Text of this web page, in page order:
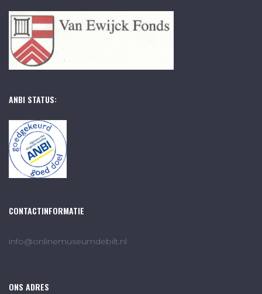
ANBI STATUS:
CONTACTINFORMATIE
info@onlinemuseumdebilt.nl
ONS ADRES